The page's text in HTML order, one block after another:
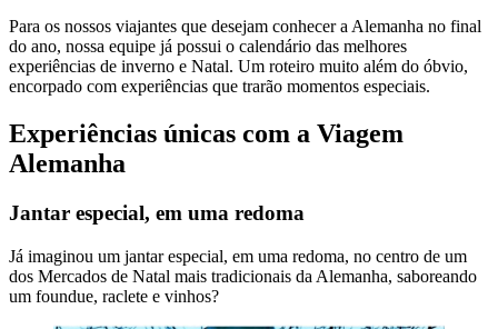
Para os nossos viajantes que desejam conhecer a Alemanha no final
do ano, nossa equipe já possui o calendário das melhores
experiências de inverno e Natal. Um roteiro muito além do óbvio,
encorpado com experiências que trarão momentos especiais.
Experiências únicas com a Viagem
Alemanha
Jantar especial, em uma redoma
Já imaginou um jantar especial, em uma redoma, no centro de um
dos Mercados de Natal mais tradicionais da Alemanha, saboreando
um foundue, raclete e vinhos?